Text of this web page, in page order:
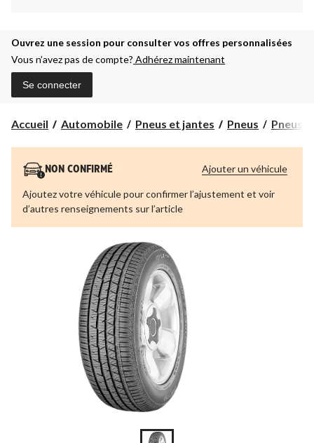
Ouvrez une session pour consulter vos offres personnalisées
Vous n’avez pas de compte? Adhérez maintenant
Se connecter
Accueil Automobile Pneus et jantes Pneus Pneus
NON CONFIRMÉ
Ajoutez votre véhicule pour confirmer l’ajustement et voir
d’autres renseignements sur l’article
Ajouter un véhicule